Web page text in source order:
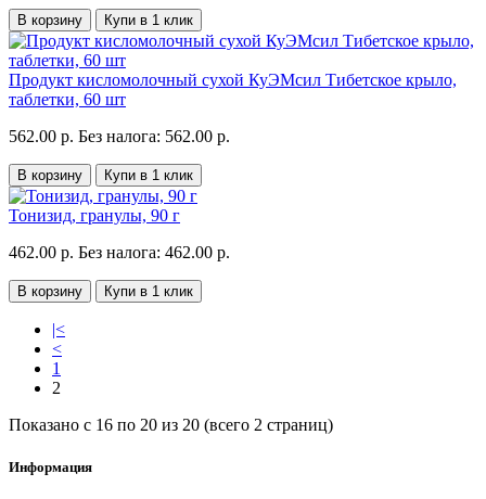
В корзину Купи в 1 клик
Продукт кисломолочный сухой КуЭМсил Тибетское крыло,
таблетки, 60 шт
562.00 р. Без налога: 562.00 р.
В корзину Купи в 1 клик
Тонизид, гранулы, 90 г
462.00 р. Без налога: 462.00 р.
В корзину Купи в 1 клик
|<
<
1
2
Показано с 16 по 20 из 20 (всего 2 страниц)
Информация